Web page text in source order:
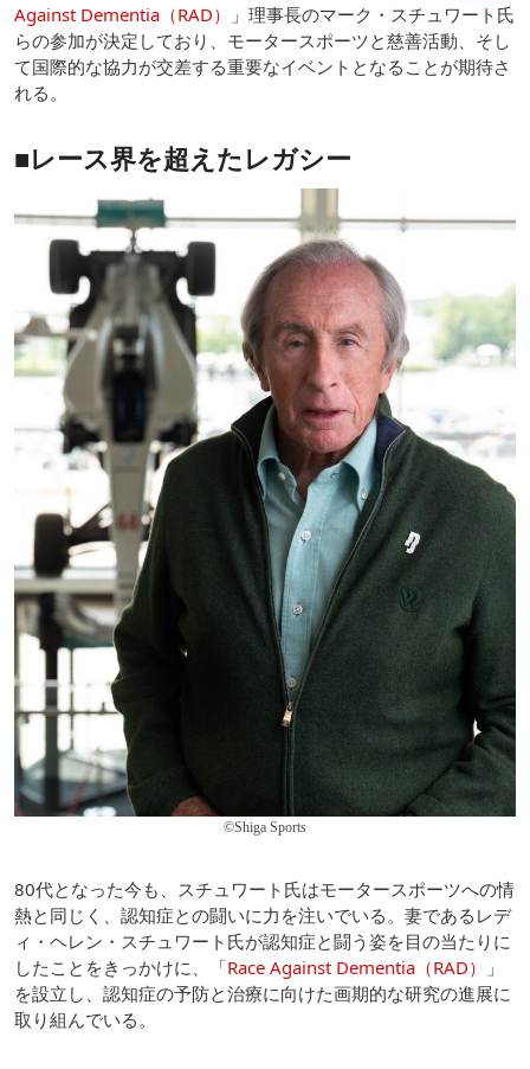
Against Dementia（RAD）
」理事長のマーク・スチュワート氏
らの参加が決定しており、モータースポーツと慈善活動、そし
て国際的な協力が交差する重要なイベントとなることが期待さ
れる。
■レース界を超えたレガシー
©Shiga Sports
80代となった今も、スチュワート氏はモータースポーツへの情
熱と同じく、認知症との闘いに力を注いでいる。妻であるレデ
ィ・ヘレン・スチュワート氏が認知症と闘う姿を目の当たりに
したことをきっかけに、「Race Against Dementia（RAD）
」
を設立し、認知症の予防と治療に向けた画期的な研究の進展に
取り組んでいる。